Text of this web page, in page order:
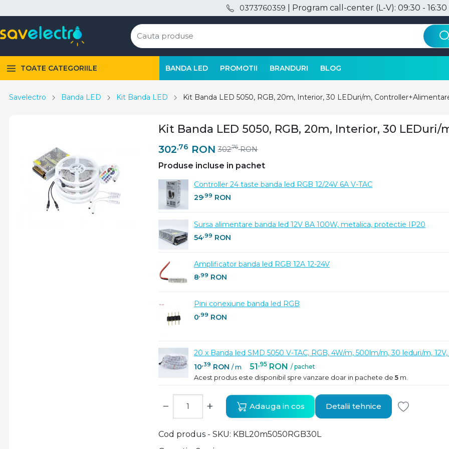
0373760359 | Program call-center (L-V): 09:30 - 16:30
TOATE CATEGORIILE BANDA LED PROMOTII BRANDURI BLOG
Savelectro Banda LED Kit Banda LED Kit Banda LED 5050, RGB, 20m, Interior, 30 LEDuri/m,
Kit Banda LED 5050, RGB, 20m, Interior, 30
302,76 RON 302,76 RON
Produse incluse in pachet
Controller 24 taste banda led RGB 12/24V 6A V-TAC
29,99 RON
Sursa alimentare banda led 12V 8A 100W, metalica, protectie IP20
54,99 RON
Amplificator banda led RGB 12A 12-24V
8,99 RON
Pini conexiune banda led RGB
0,99 RON
20 x Banda led SMD 5050 V-TAC, RGB, 4W/m, 500lm/m, 30 leduri/m,
10,39 RON / m 51 ,95 RON / pachet
Acest produs este disponibil spre vanzare doar in pachete de 5 m.
Cod produs - SKU KBL20m5050RGB30L
− + Adauga in cos Detalii tehnice